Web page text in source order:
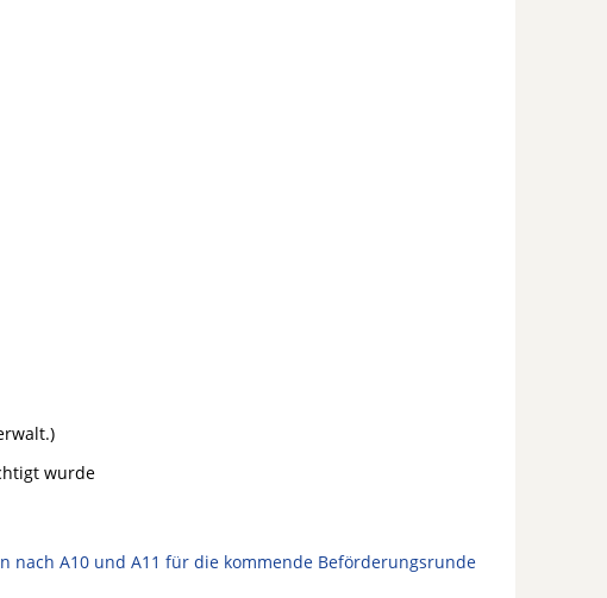
wurde
A10 und A11 für die kommende Beförderungsrunde